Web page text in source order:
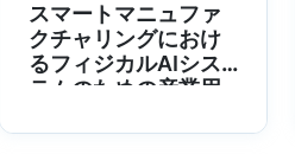
スマートマニュファ
クチャリングにおけ
るフィジカルAIシス
テムのための産業用